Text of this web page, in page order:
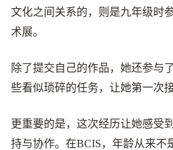
文化之间关系的，则是九年级时
术展。
除了提交自己的作品，她还参与
些看似琐碎的任务，让她第一次
更重要的是，这次经历让她感受
持与协作。在BCIS，年龄从来不